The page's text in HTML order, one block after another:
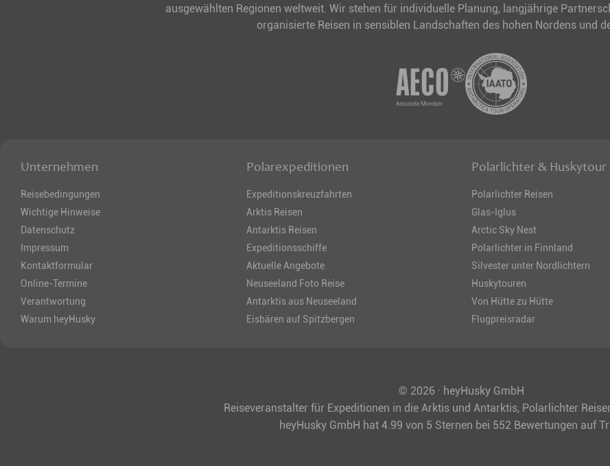
ausgewählten Regionen weltweit. Wir stehen für individuelle Planung, langjährige
organisierte Reisen in sensiblen Landschaften des hohen Nordens und
Unternehmen
Reisebedingungen
Wichtige Hinweise
Datenschutz
Impressum
Kontaktformular
Online-Termine
Verantwortung
Warum heyHusky
Polarexpeditionen
Expeditionskreuzfahrten
Arktis Reisen
Antarktis Reisen
Expeditionsschiffe
Aktuelle Angebote
Neuseeland Foto Reise
Antarktis aus Neuseeland
Eisbären auf Spitzbergen
Polarlichter & Huskytour
Polarlichter Reisen
Glas-Iglus
Arctic Sky Nest
Polarlichter in Finnland
Silvester unter Nordlichtern
Huskytouren
Von Hütte zu Hütte
Flugpreisradar
© 2026 · heyHusky GmbH
Reiseveranstalter für Expeditionen in die Arktis und Antarktis, Polarlichter
heyHusky GmbH hat 4.99 von 5 Sternen bei 552 Bewertungen auf